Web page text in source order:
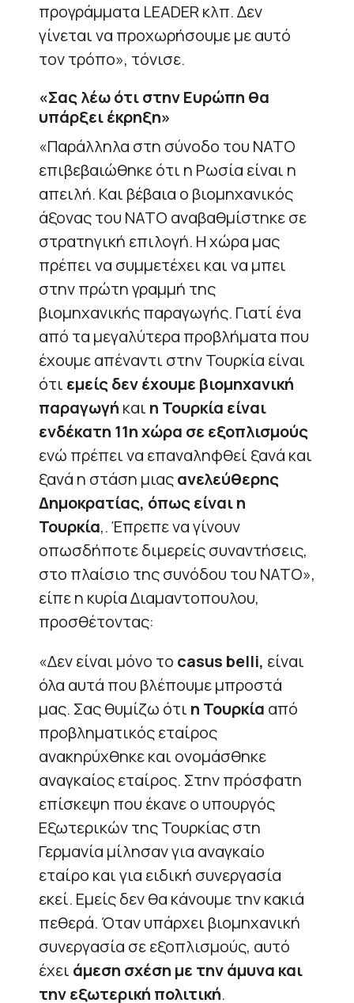
προγράμματα LEADER κλπ. Δεν
γίνεται να προχωρήσουμε με αυτό
τον τρόπο», τόνισε.
«Σας λέω ότι στην Ευρώπη θα
υπάρξει έκρηξη»
«Παράλληλα στη σύνοδο του ΝΑΤΟ
επιβεβαιώθηκε ότι η Ρωσία είναι η
απειλή. Και βέβαια ο βιομηχανικός
άξονας του ΝΑΤΟ αναβαθμίστηκε σε
στρατηγική επιλογή. Η χώρα μας
πρέπει να συμμετέχει και να μπει
στην πρώτη γραμμή της
βιομηχανικής παραγωγής. Γιατί ένα
από τα μεγαλύτερα προβλήματα που
έχουμε απέναντι στην Τουρκία είναι
ότι εμείς δεν έχουμε βιομηχανική
παραγωγή και η Τουρκία είναι
ενδέκατη 11η χώρα σε εξοπλισμούς
ενώ πρέπει να επαναληφθεί ξανά και
ξανά η στάση μιαςανελεύθερης
Δημοκρατίας, όπως είναι η
Τουρκία,. Έπρεπε να γίνουν
οπωσδήποτε διμερείς συναντήσεις,
στο πλαίσιο της συνόδου του ΝΑΤΟ»,
είπε η κυρία Διαμαντοπουλου,
προσθέτοντας:
«Δεν είναι μόνο το casus belli, είναι
όλα αυτά που βλέπουμε μπροστά
μας. Σας θυμίζω ότι η Τουρκία από
προβληματικός εταίρος
ανακηρύχθηκε και ονομάσθηκε
αναγκαίος εταίρος. Στην πρόσφατη
επίσκεψη που έκανε ο υπουργός
Εξωτερικών της Τουρκίας στη
Γερμανία μίλησαν για αναγκαίο
εταίρο και για ειδική συνεργασία
εκεί. Εμείς δεν θα κάνουμε την κακιά
πεθερά. Όταν υπάρχει βιομηχανική
συνεργασία σε εξοπλισμούς, αυτό
έχει άμεση σχέση με την άμυνα και
την εξωτερική πολιτική.